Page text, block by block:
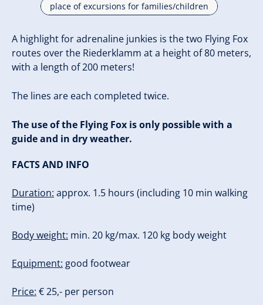
place of excursions for families/children
A highlight for adrenaline junkies is the two Flying Fox
routes over the Riederklamm at a height of 80 meters,
with a length of 200 meters!
The lines are each completed twice.
The use of the Flying Fox is only possible with a
guide and in dry weather.
FACTS AND INFO
Duration: approx. 1.5 hours (including 10 min walking
time)
Body weight: min. 20 kg/max. 120 kg body weight
Equipment: good footwear
Price: € 25,- per person